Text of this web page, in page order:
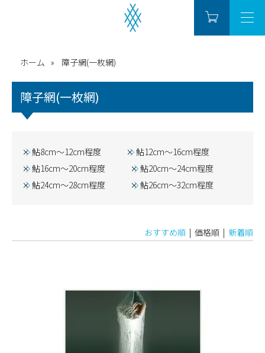
ホーム 障子網(一枚網)
障子網(一枚網)
鮎8cm～12cm程度
鮎12cm～16cm程度
鮎16cm～20cm程度
鮎20cm～24cm程度
鮎24cm～28cm程度
鮎26cm～32cm程度
おすすめ順 | 価格順 | 新着順